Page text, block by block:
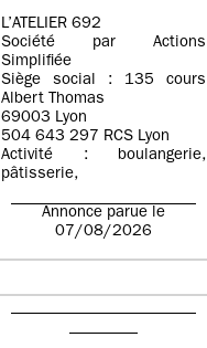
L’ATELIER 692
Société par Actions
Simplifiée
Siège social : 135 cours
Albert Thomas
69003 Lyon
504 643 297 RCS Lyon
Activité : boulangerie,
pâtisserie,
Annonce parue le
07/08/2026